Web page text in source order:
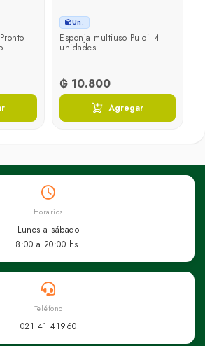
Un.
Esponja multiuso Puloil 4
unidades
₲ 10.800
Agregar
Horarios
Lunes a sábado
8:00 a 20:00 hs.
Teléfono
021 41 41960